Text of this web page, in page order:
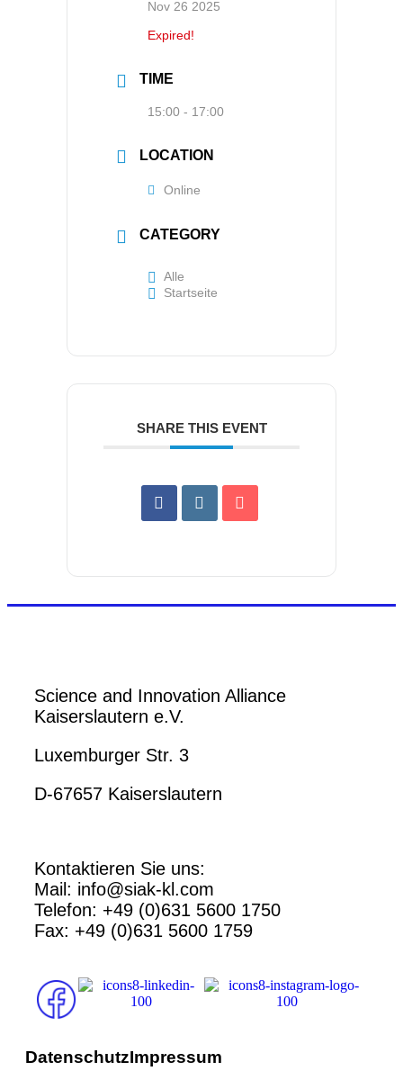
Nov 26 2025
Expired!
TIME
15:00 - 17:00
LOCATION
Online
CATEGORY
Alle
Startseite
SHARE THIS EVENT
Science and Innovation Alliance
Kaiserslautern e.V.
Luxemburger Str. 3
D-67657 Kaiserslautern
Kontaktieren Sie uns:
Mail: info@siak-kl.com
Telefon: +49 (0)631 5600 1750
Fax: +49 (0)631 5600 1759
DatenschutzImpressum